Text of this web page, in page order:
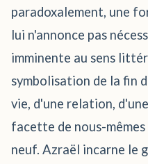
paradoxalement, une
lui n'annonce pas
imminente au sens
symbolisation de la fin
vie, d'une relation,
facette de nous-
neuf. Azraël incarne le